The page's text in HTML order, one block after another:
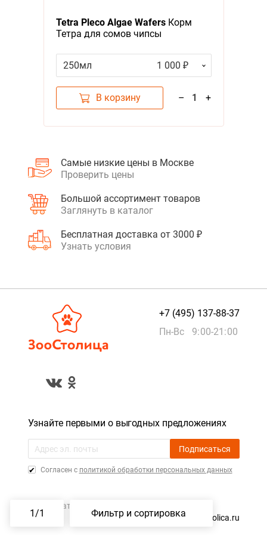
Tetra Pleco Algae WafersКорм
Тетра для сомов чипсы
250мл 1 000 ₽
В корзину – 1 +
Самые низкие цены в Москве
Проверить цены
Большой ассортимент товаров
Заглянуть в каталог
Бесплатная доставка от 3000 ₽
Узнать условия
1/1 Фильтр и сортировка
Фильтры
+7 (495) 137-88-37
Пн-Вс 9:00-21:00
Узнайте первыми о выгодных предложениях
Подписаться
Cогласен с политикой обработки персональных данных
Пользовательское соглашение
©️ 2015 — 2026, ZooStolica.ru